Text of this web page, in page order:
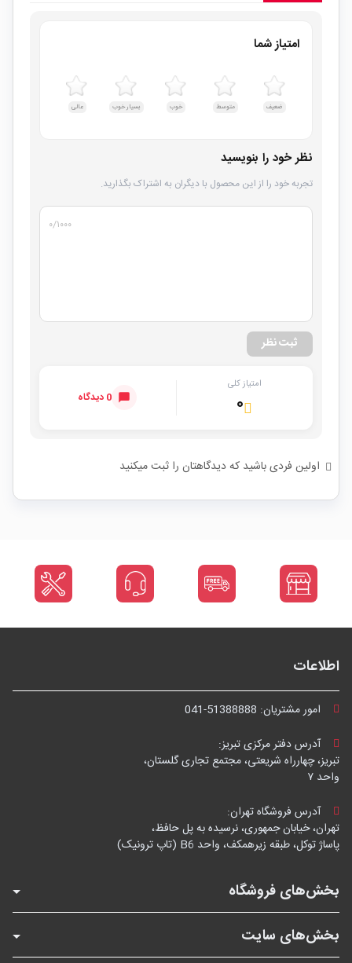
امتیاز شما
ضعیف متوسط خوب بسیار خوب عالی
نظر خود را بنویسید
تجربه خود را از این محصول با دیگران به اشتراک بگذارید.
۰/۱۰۰۰
ثبت نظر
امتیاز کلی
۰ 0 دیدگاه
اولین فردی باشید که دیدگاهتان را ثبت میکنید
اطلاعات
امور مشتریان: 041-51388888
آدرس دفتر مرکزی تبریز:
تبریز، چهارراه شریعتی، مجتمع تجاری گلستان،
واحد ۷
آدرس فروشگاه تهران:
تهران، خیابان جمهوری، نرسیده به پل حافظ،
پاساژ توکل، طبقه زیرهمکف، واحد B6 (تاپ ترونیک)
بخش‌های فروشگاه
بخش‌های سایت